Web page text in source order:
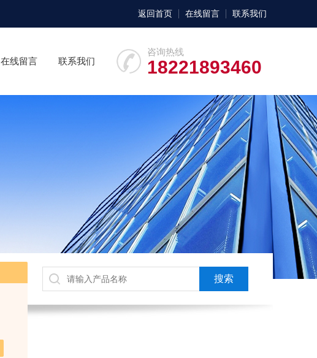
返回首页 在线留言 联系我们
咨询热线
18221893460
在线留言 联系我们